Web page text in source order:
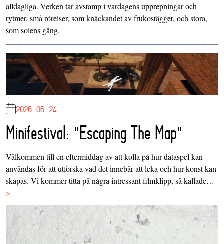
alldagliga. Verken tar avstamp i vardagens upprepningar och
rytmer, små rörelser, som knäckandet av frukostägget, och stora,
som solens gång.
2026-06-24
Minifestival: "Escaping The Map"
Välkommen till en eftermiddag av att kolla på hur dataspel kan
användas för att utforska vad det innebär att leka och hur konst kan
skapas. Vi kommer titta på några intressant filmklipp, så kallade…
>